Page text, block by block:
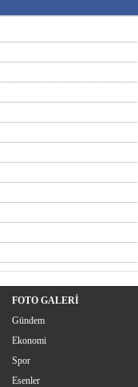
FOTO GALERİ
Gündem
Ekonomi
Spor
Esenler